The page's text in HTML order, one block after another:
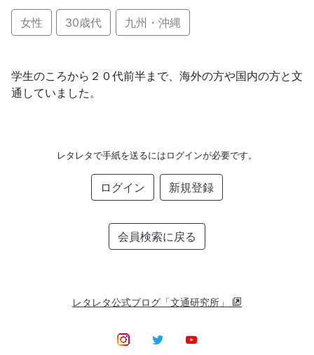
女性 30歳代 九州・沖縄
学生のころから２０代前半まで、海外の方や国内の方と文
通していました。
レタレタで手紙を送るにはログインが必要です。
ログイン 新規登録
会員検索に戻る
レタレタ公式ブログ「文通研究所」